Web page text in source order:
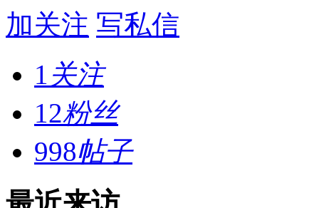
加关注 写私信
1 关注
12粉丝
998帖子